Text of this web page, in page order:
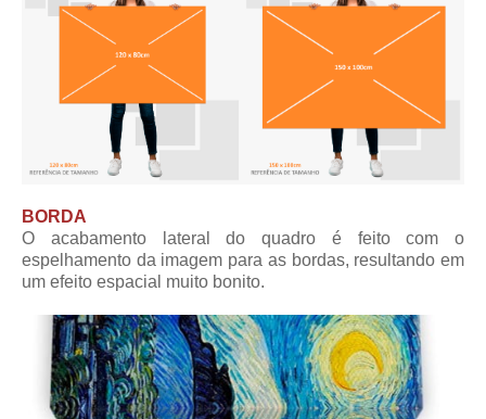
BORDA
O acabamento lateral do quadro é feito com o
espelhamento da imagem para as bordas, resultando em
um efeito espacial muito bonito.